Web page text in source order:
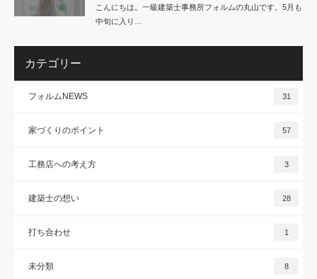
こんにちは。一級建築士事務所フォルムの丸山です。5月も
中旬に入り…
カテゴリー
フォルムNEWS 31
家づくりのポイント 57
工務店への考え方 3
建築士の想い 28
打ち合わせ 1
未分類 8